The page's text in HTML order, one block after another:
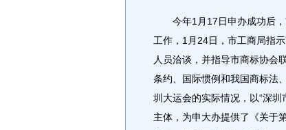
今年1月17日申办成功后，
工作，1月24日，市工商局指
人员洽谈，并指导市商标协会
条约、国际惯例和我国商标法
圳大运会的实际情况，以“深
主体，为申大办提供了《关于